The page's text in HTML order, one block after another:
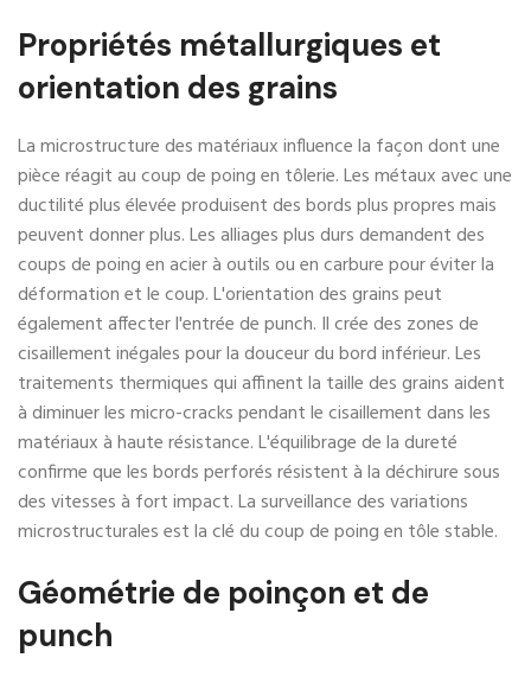
Propriétés métallurgiques et
orientation des grains
La microstructure des matériaux influence la façon dont une
pièce réagit au coup de poing en tôlerie. Les métaux avec une
ductilité plus élevée produisent des bords plus propres mais
peuvent donner plus. Les alliages plus durs demandent des
coups de poing en acier à outils ou en carbure pour éviter la
déformation et le coup. L'orientation des grains peut
également affecter l'entrée de punch. Il crée des zones de
cisaillement inégales pour la douceur du bord inférieur. Les
traitements thermiques qui affinent la taille des grains aident
à diminuer les micro-cracks pendant le cisaillement dans les
matériaux à haute résistance. L'équilibrage de la dureté
confirme que les bords perforés résistent à la déchirure sous
des vitesses à fort impact. La surveillance des variations
microstructurales est la clé du coup de poing en tôle stable.
Géométrie de poinçon et de
punch